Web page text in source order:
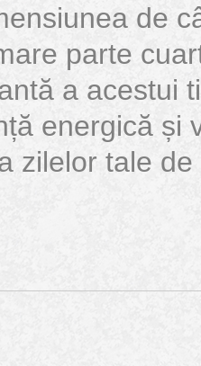
de
parte
a acestui
energică și
zilelor tale